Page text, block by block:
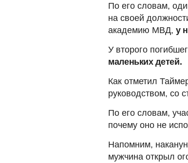
По его словам,
на своей
академию МВД, у
У второго
маленьких детей.
Как отметил
руководством, со
По его словам,
почему оно не
Напомним,
мужчина открыл